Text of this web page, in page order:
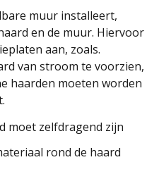
muur installeert,
en de muur. Hiervoor
aan, zoals.
van stroom te voorzien,
haarden moeten worden
moet zelfdragend zijn
rond de haard